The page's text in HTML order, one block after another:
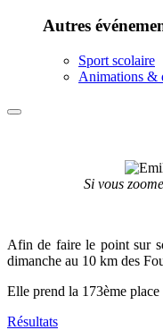
Autres
Sport scolaire
Animations &
Si vous
Afin de faire le point sur
dimanche au 10 km des
Elle prend la 173ème
Résultats